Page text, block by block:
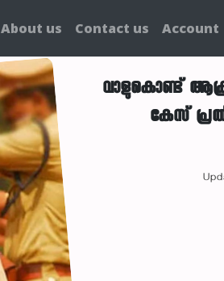
About us Contact us Account
വാളുകൊണ്ട്
കേസ്